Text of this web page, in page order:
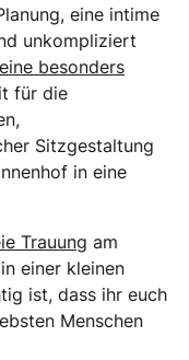
eine intime
unkompliziert
besonders
für die
Sitzgestaltung
in eine
Trauung am
einer kleinen
ist, dass ihr euch
Menschen